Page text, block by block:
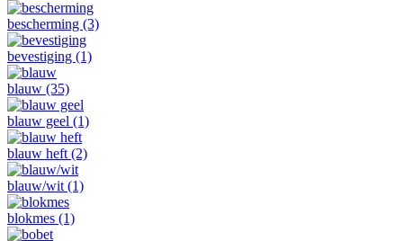
bescherming (3)
bevestiging (1)
blauw (35)
blauw geel (1)
blauw heft (2)
blauw/wit (1)
blokmes (1)